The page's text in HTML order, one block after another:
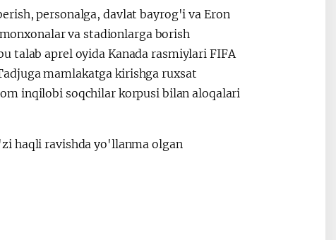
personalga, davlat bayrog'i va Eron
va stadionlarga borish
talab aprel oyida Kanada rasmiylari FIFA
mamlakatga kirishga ruxsat
inqilobi soqchilar korpusi bilan aloqalari
haqli ravishda yo'llanma olgan